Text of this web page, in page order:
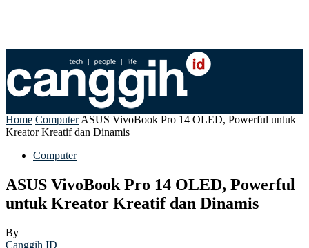
Home Computer ASUS VivoBook Pro 14 OLED, Powerful untuk
Kreator Kreatif dan Dinamis
Computer
ASUS VivoBook Pro 14 OLED, Powerful
untuk Kreator Kreatif dan Dinamis
By
Canggih ID